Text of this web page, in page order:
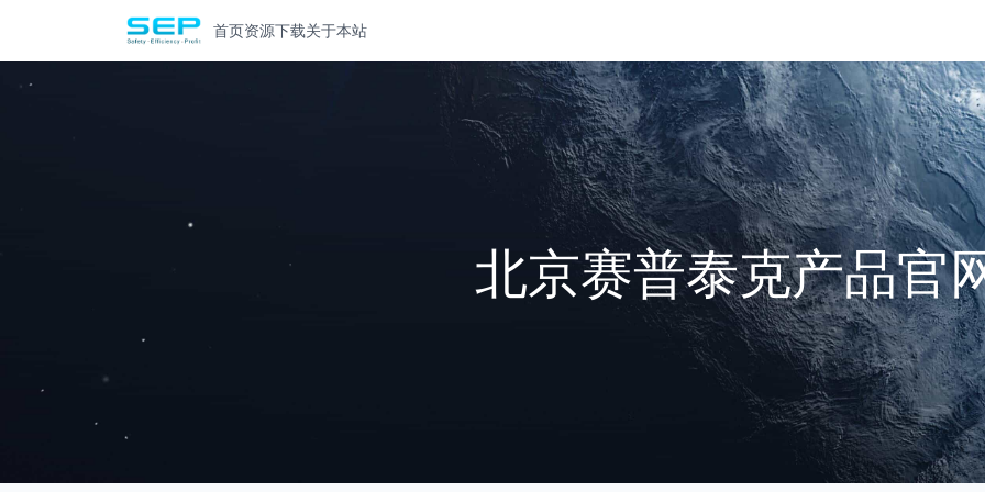
首页资源下载关于本站
北京赛普泰克产品官